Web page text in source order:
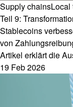
Supply chainsLocal
Teil 9:
Stablecoins
von
Artikel erklärt die
19 Feb 2026